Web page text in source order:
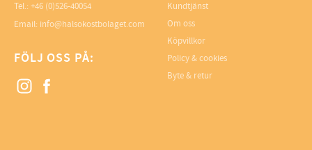
Tel.: +46 (0)526-40054
Email: info@halsokostbolaget.com
FÖLJ OSS PÅ:
Kundtjänst
Om oss
Köpvillkor
Policy & cookies
Byte & retur